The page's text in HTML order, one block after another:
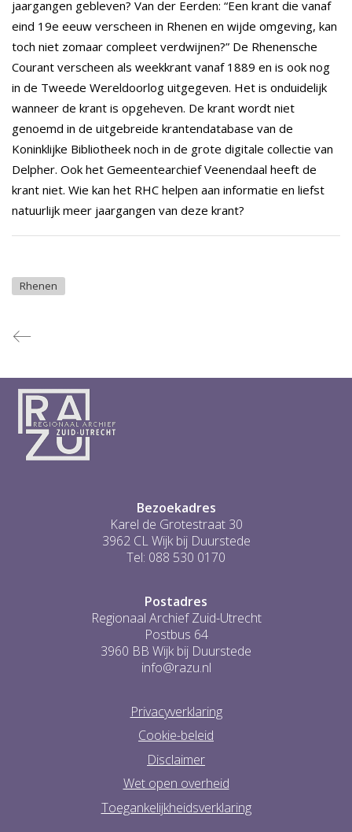
jaargangen gebleven? Van der Eerden: “Een krant die vanaf
eind 19e eeuw verscheen in Rhenen en wijde omgeving, kan
toch niet zomaar compleet verdwijnen?” De Rhenensche
Courant verscheen als weekkrant vanaf 1889 en is ook nog
in de Tweede Wereldoorlog uitgegeven. Het is onduidelijk
wanneer de krant is opgeheven. De krant wordt niet
genoemd in de uitgebreide krantendatabase van de
Koninklijke Bibliotheek noch in de grote digitale collectie van
Delpher. Ook het Gemeentearchief Veenendaal heeft de
krant niet. Wie kan het RHC helpen aan informatie en liefst
natuurlijk meer jaargangen van deze krant?
Rhenen
Bezoekadres
Karel de Grotestraat 30
3962 CL Wijk bij Duurstede
Tel: 088 530 0170
Postadres
Regionaal Archief Zuid-Utrecht
Postbus 64
3960 BB Wijk bij Duurstede
info@razu.nl
Privacyverklaring
Cookie-beleid
Disclaimer
Wet open overheid
Toegankelijkheidsverklaring